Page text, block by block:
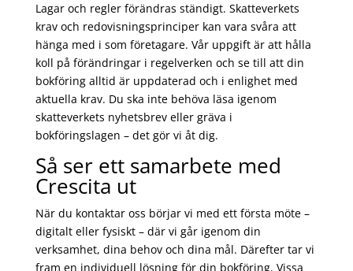
Lagar och regler förändras ständigt. Skatteverkets
krav och redovisningsprinciper kan vara svåra att
hänga med i som företagare. Vår uppgift är att hålla
koll på förändringar i regelverken och se till att din
bokföring alltid är uppdaterad och i enlighet med
aktuella krav. Du ska inte behöva läsa igenom
skatteverkets nyhetsbrev eller gräva i
bokföringslagen – det gör vi åt dig.
Så ser ett samarbete med
Crescita ut
När du kontaktar oss börjar vi med ett första möte –
digitalt eller fysiskt – där vi går igenom din
verksamhet, dina behov och dina mål. Därefter tar vi
fram en individuell lösning för din bokföring. Vissa